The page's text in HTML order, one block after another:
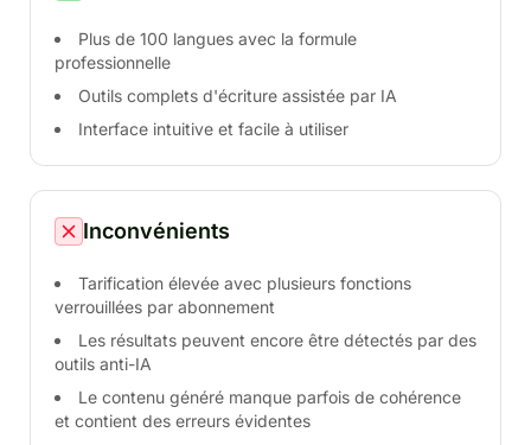
Plus de 100 langues avec la formule
professionnelle
Outils complets d'écriture assistée par IA
Interface intuitive et facile à utiliser
Inconvénients
Tarification élevée avec plusieurs fonctions
verrouillées par abonnement
Les résultats peuvent encore être détectés par des
outils anti-IA
Le contenu généré manque parfois de cohérence
et contient des erreurs évidentes